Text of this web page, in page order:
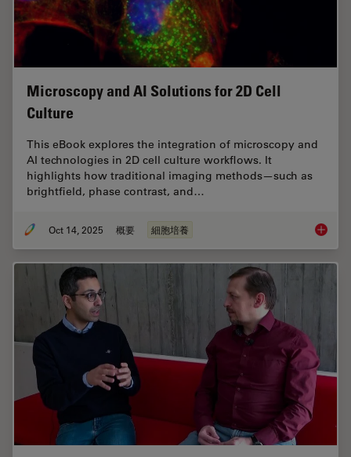
Microscopy and AI Solutions for 2D Cell
Culture
This eBook explores the integration of microscopy and
AI technologies in 2D cell culture workflows. It
highlights how traditional imaging methods—such as
brightfield, phase contrast, and…
Oct 14, 2025 概要 細胞培養